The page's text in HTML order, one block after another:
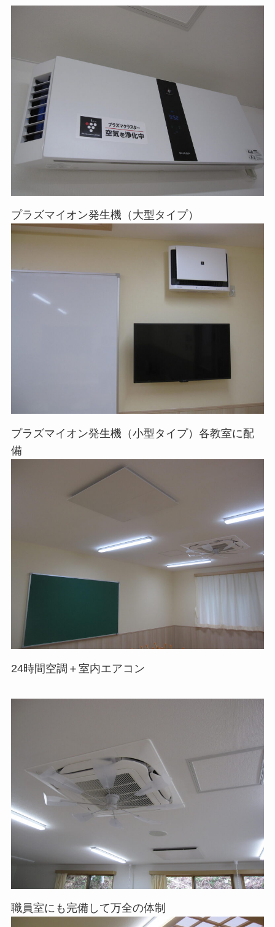
プラズマイオン発生機（大型タイプ）
プラズマイオン発生機（小型タイプ）各教室に配
備
24時間空調＋室内エアコン
職員室にも完備して万全の体制